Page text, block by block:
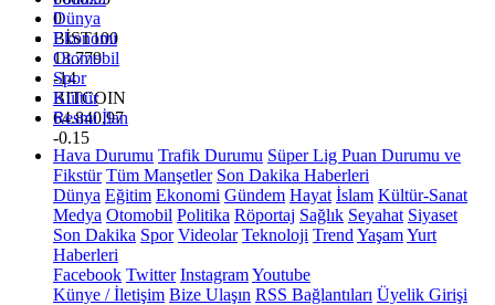
0
BİST100
13.779
-14
BITCOIN
64.840,97
-0.15
Dünya
Ekonomi
Otomobil
Spor
Kültür
Resmi İlan
Hava Durumu Trafik Durumu Süper Lig Puan Durumu ve
Fikstür Tüm Manşetler Son Dakika Haberleri
Dünya Eğitim Ekonomi Gündem Hayat İslam Kültür-Sanat
Medya Otomobil Politika Röportaj Sağlık Seyahat Siyaset
Son Dakika Spor Videolar Teknoloji Trend YaşamYurt
Haberleri
Facebook Twitter InstagramYoutube
Künye / İletişim Bize Ulaşın RSS Bağlantıları Üyelik Girişi